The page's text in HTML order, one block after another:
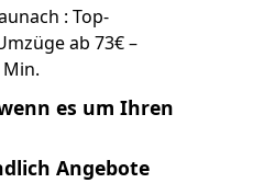
: Top-
ab 73€ –
es um Ihren
Angebote